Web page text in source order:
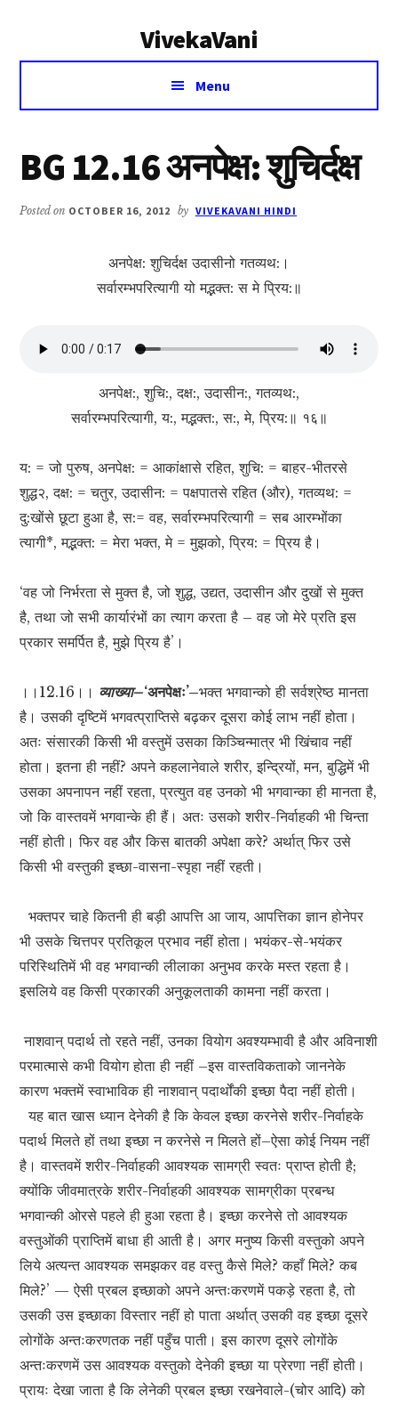
VivekaVani
Voice
Vivekananda
Menu
BG 12.16 अनपेक्ष: शुचिर्दक्ष
Posted on OCTOBER 16, 2012 by VIVEKAVANI HINDI
अनपेक्ष: शुचिर्दक्ष उदासीनो गतव्यथ:।
सर्वारम्भपरित्यागी यो मद्भक्त: स मे प्रिय:॥
अनपेक्ष:, शुचि:, दक्ष:, उदासीन:, गतव्यथ:,
सर्वारम्भपरित्यागी, य:, मद्भक्त:, स:, मे, प्रिय:॥ १६॥
य: = जो पुरुष, अनपेक्ष: = आकांक्षासे रहित, शुचि: = बाहर-भीतरसे
शुद्ध२, दक्ष: = चतुर, उदासीन: = पक्षपातसे रहित (और), गतव्यथ: =
दु:खोंसे छूटा हुआ है, स:= वह, सर्वारम्भपरित्यागी = सब आरम्भोंका
त्यागी*, मद्भक्त: = मेरा भक्त, मे = मुझको, प्रिय: = प्रिय है।
‘वह जो निर्भरता से मुक्त है, जो शुद्ध, उद्यत, उदासीन और दुखों से मुक्त
है, तथा जो सभी कार्यारंभों का त्याग करता है – वह जो मेरे प्रति इस
प्रकार समर्पित है, मुझे प्रिय है’।
।।12.16।। व्याख्या–‘अनपेक्षः’–भक्त भगवान्को ही सर्वश्रेष्ठ मानता
है। उसकी दृष्टिमें भगवत्प्राप्तिसे बढ़कर दूसरा कोई लाभ नहीं होता।
अतः संसारकी किसी भी वस्तुमें उसका किञ्चिन्मात्र भी खिंचाव नहीं
होता। इतना ही नहीं? अपने कहलानेवाले शरीर, इन्द्रियों, मन, बुद्धिमें भी
उसका अपनापन नहीं रहता, प्रत्युत वह उनको भी भगवान्का ही मानता है,
जो कि वास्तवमें भगवान्के ही हैं। अतः उसको शरीर-निर्वाहकी भी चिन्ता
नहीं होती। फिर वह और किस बातकी अपेक्षा करे? अर्थात् फिर उसे
किसी भी वस्तुकी इच्छा-वासना-स्पृहा नहीं रहती।
भक्तपर चाहे कितनी ही बड़ी आपत्ति आ जाय, आपत्तिका ज्ञान होनेपर
भी उसके चित्तपर प्रतिकूल प्रभाव नहीं होता। भयंकर-से-भयंकर
परिस्थितिमें भी वह भगवान्की लीलाका अनुभव करके मस्त रहता है।
इसलिये वह किसी प्रकारकी अनुकूलताकी कामना नहीं करता।
नाशवान् पदार्थ तो रहते नहीं, उनका वियोग अवश्यम्भावी है और अविनाशी
परमात्मासे कभी वियोग होता ही नहीं –इस वास्तविकताको जाननेके
कारण भक्तमें स्वाभाविक ही नाशवान् पदार्थोंकी इच्छा पैदा नहीं होती।
यह बात खास ध्यान देनेकी है कि केवल इच्छा करनेसे शरीर-निर्वाहके
पदार्थ मिलते हों तथा इच्छा न करनेसे न मिलते हों–ऐसा कोई नियम नहीं
है। वास्तवमें शरीर-निर्वाहकी आवश्यक सामग्री स्वतः प्राप्त होती है;
क्योंकि जीवमात्रके शरीर-निर्वाहकी आवश्यक सामग्रीका प्रबन्ध
भगवान्की ओरसे पहले ही हुआ रहता है। इच्छा करनेसे तो आवश्यक
वस्तुओंकी प्राप्तिमें बाधा ही आती है। अगर मनुष्य किसी वस्तुको अपने
लिये अत्यन्त आवश्यक समझकर वह वस्तु कैसे मिले? कहाँ मिले? कब
मिले?’ — ऐसी प्रबल इच्छाको अपने अन्तःकरणमें पकड़े रहता है, तो
उसकी उस इच्छाका विस्तार नहीं हो पाता अर्थात् उसकी वह इच्छा दूसरे
लोगोंके अन्तःकरणतक नहीं पहुँच पाती। इस कारण दूसरे लोगोंके
अन्तःकरणमें उस आवश्यक वस्तुको देनेकी इच्छा या प्रेरणा नहीं होती।
प्रायः देखा जाता है कि लेनेकी प्रबल इच्छा रखनेवाले-(चोर आदि) को